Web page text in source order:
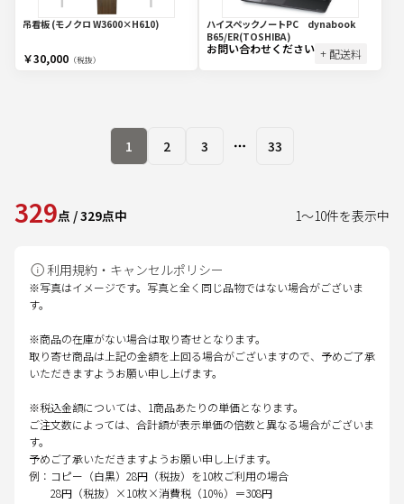
吊看板 (モノクロ W3600×H610)
￥30,000（税抜）
ハイスペックノートPC dynabook
B65/ER(TOSHIBA)
お問い合わせください + 配送料
1 2 3 More pages
33
329点 /329点中 1～10件を表示中
利用規約・キャンセルポリシー
※写真はイメージです。写真と全く同じ品物ではない場合がございま
す。
※商品の在庫がない場合は取り寄せとなります。
取り寄せ商品は上記の金額を上回る場合がございますので、予めご了承
いただきますようお願い申し上げます。
※税込金額については、1商品あたりの単価となります。
ご注文数によっては、合計額が表示単価の倍数と異なる場合がございま
す。
予めご了承いただきますようお願い申し上げます。
例：コピー（白黒）28円（税抜）を10枚ご利用の場合
28円（税抜）×10枚×消費税（10％）＝308円